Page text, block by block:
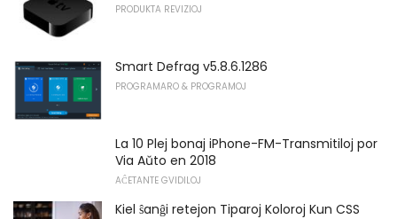
PRODUKTA REVIZIOJ
Smart Defrag v5.8.6.1286
PROGRAMARO & PROGRAMOJ
La 10 Plej bonaj iPhone-FM-Transmitiloj por
Via Aŭto en 2018
AĈETANTE GVIDILOJ
Kiel ŝanĝi retejon Tiparoj Koloroj Kun CSS